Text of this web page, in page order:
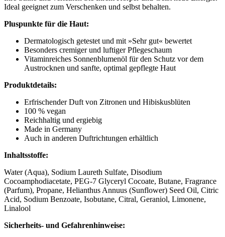
Ideal geeignet zum Verschenken und selbst behalten.
Pluspunkte für die Haut:
Dermatologisch getestet und mit »Sehr gut« bewertet
Besonders cremiger und luftiger Pflegeschaum
Vitaminreiches Sonnenblumenöl für den Schutz vor dem
Austrocknen und sanfte, optimal gepflegte Haut
Produktdetails:
Erfrischender Duft von Zitronen und Hibiskusblüten
100 % vegan
Reichhaltig und ergiebig
Made in Germany
Auch in anderen Duftrichtungen erhältlich
Inhaltsstoffe:
Water (Aqua), Sodium Laureth Sulfate, Disodium
Cocoamphodiacetate, PEG-7 Glyceryl Cocoate, Butane, Fragrance
(Parfum), Propane, Helianthus Annuus (Sunflower) Seed Oil, Citric
Acid, Sodium Benzoate, Isobutane, Citral, Geraniol, Limonene,
Linalool
Sicherheits- und Gefahrenhinweise: